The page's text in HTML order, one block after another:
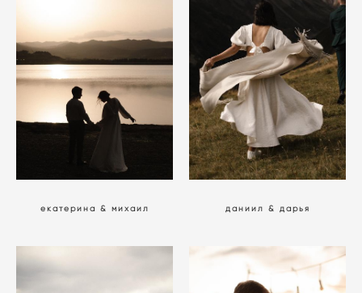
екатерина & михаил даниил & дарья